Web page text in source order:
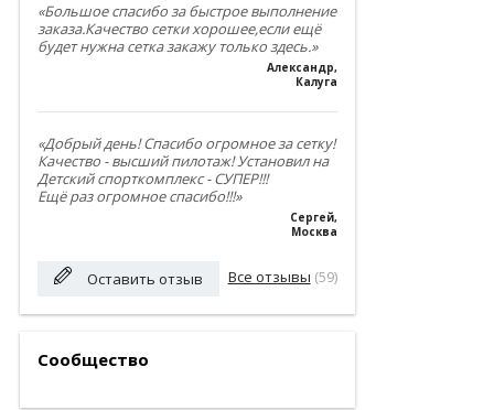
«Большое спасибо за быстрое выполнение
заказа.Качество сетки хорошее,если ещё
будет нужна сетка закажу только здесь.»
Александр,
Калуга
«Добрый день! Спасибо огромное за сетку!
Качество - высший пилотаж! Установил на
Детский спорткомплекс - СУПЕР!!!
Ещё раз огромное спасибо!!!»
Сергей,
Москва
Оставить отзыв Все отзывы (59)
Сообщество